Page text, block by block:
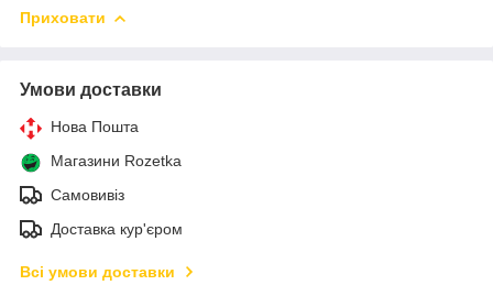
Приховати
Умови доставки
Нова Пошта
Магазини Rozetka
Самовивіз
Доставка кур'єром
Всі умови доставки